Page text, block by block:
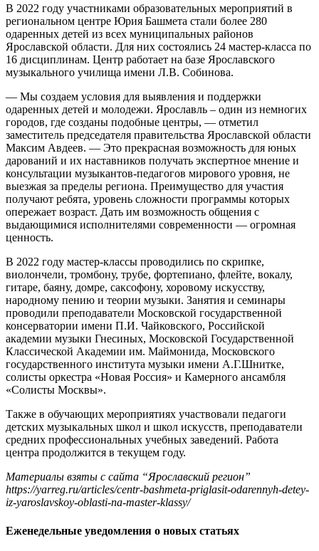
В 2022 году участниками образовательных мероприятий в
региональном центре Юрия Башмета стали более 280
одаренных детей из всех муниципальных районов
Ярославской области. Для них состоялись 24 мастер-класса по
16 дисциплинам. Центр работает на базе Ярославского
музыкального училища имени Л.В. Собинова.
— Мы создаем условия для выявления и поддержки
одаренных детей и молодежи. Ярославль – один из немногих
городов, где созданы подобные центры, — отметил
заместитель председателя правительства Ярославской области
Максим Авдеев. — Это прекрасная возможность для юных
дарований и их наставников получать экспертное мнение и
консультации музыкантов-педагогов мирового уровня, не
выезжая за пределы региона. Преимущество для участия
получают ребята, уровень сложности программы которых
опережает возраст. Дать им возможность общения с
выдающимися исполнителями современности — огромная
ценность.
В 2022 году мастер-классы проводились по скрипке,
виолончели, тромбону, трубе, фортепиано, флейте, вокалу,
гитаре, баяну, домре, саксофону, хоровому искусству,
народному пению и теории музыки. Занятия и семинары
проводили преподаватели Московской государственной
консерватории имени П.И. Чайковского, Российской
академии музыки Гнесиных, Московской Государственной
Классической Академии им. Маймонида, Московского
государственного института музыки имени А.Г.Шнитке,
солисты оркестра «Новая Россия» и Камерного ансамбля
«Солисты Москвы».
Также в обучающих мероприятиях участвовали педагоги
детских музыкальных школ и школ искусств, преподаватели
средних профессиональных учебных заведений. Работа
центра продолжится в текущем году.
Материалы взяты с сайта “Ярославский регион”
https://yarreg.ru/articles/centr-bashmeta-priglasit-odarennyh-detey-
iz-yaroslavskoy-oblasti-na-master-klassy/
Еженедельные уведомления о новых статьях